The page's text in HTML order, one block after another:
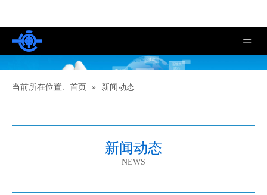
当前所在位置: 首页 » 新闻动态
新闻动态
NEWS